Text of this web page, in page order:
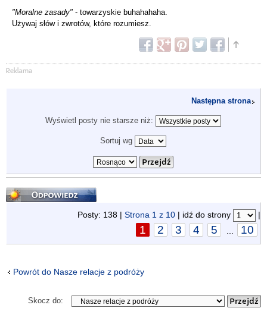
"Moralne zasady" - towarzyskie buhahahaha.
Używaj słów i zwrotów, które rozumiesz.
Następna strona
Wyświetl posty nie starsze niż:
Sortuj wg
Odpowiedz
Posty: 138 | Strona 1 z 10 | idź do strony |
1 2 3 4 5 10
Powrót do Nasze relacje z podróży
Skocz do: